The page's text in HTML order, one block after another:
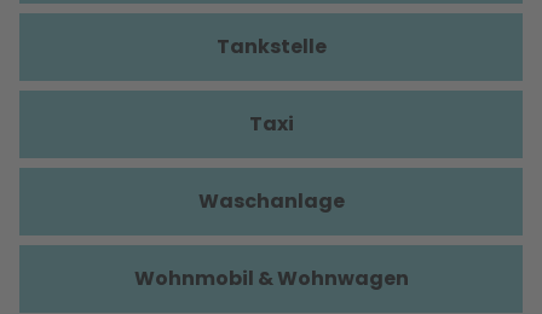
Tankstelle
Taxi
Waschanlage
Wohnmobil & Wohnwagen